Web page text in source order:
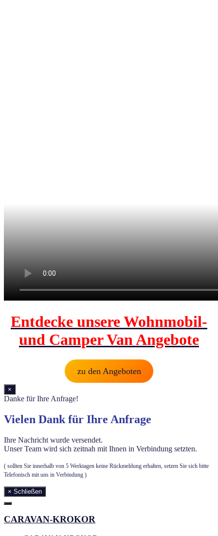
Entdecke unsere Wohnmobil-
und Camper Van Angebote
zu den Angeboten
×
Danke für Ihre Anfrage!
Vielen Dank für Ihre Anfrage
Ihre Nachricht wurde versendet.
Unser Team wird sich zeitnah mit Ihnen in Verbindung setzten.
( sollten Sie innerhalb von 5 Werktagen keine Rückmeldung erhalten, setzen Sie sich bitte
Telefonisch mit uns in Verbindung )
× Schließen
CARAVAN-KROKOR